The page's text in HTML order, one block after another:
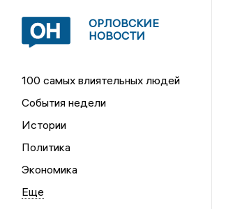
ОРЛОВСКИЕ
НОВОСТИ
100 самых влиятельных людей
События недели
Истории
Политика
Экономика